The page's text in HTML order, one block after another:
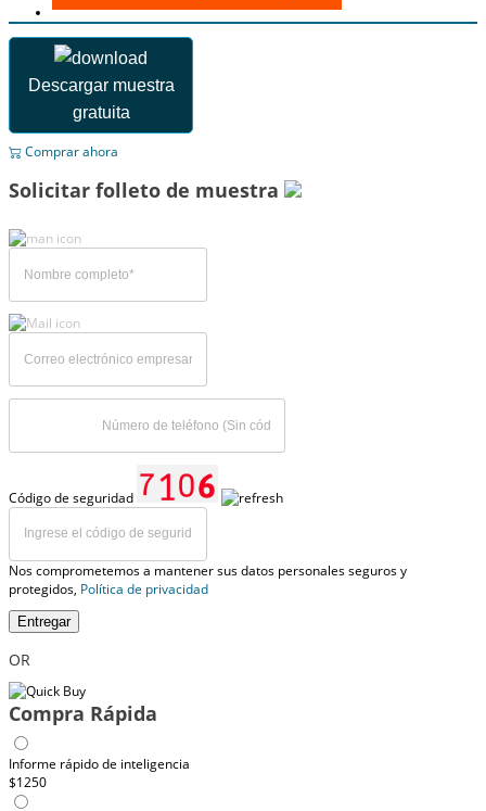
Descargar muestra
gratuita
Comprar ahora
Solicitar folleto de muestra
Código de seguridad
Nos comprometemos a mantener sus datos personales seguros y
protegidos, Política de privacidad
Entregar
OR
Compra Rápida
Informe rápido de inteligencia
$1250